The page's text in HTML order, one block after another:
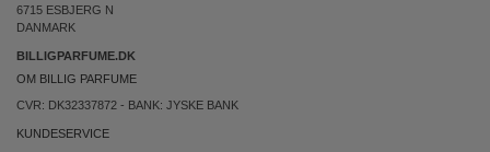
6715 ESBJERG N
DANMARK
BILLIGPARFUME.DK
OM BILLIG PARFUME
CVR: DK32337872 - BANK: JYSKE BANK
KUNDESERVICE